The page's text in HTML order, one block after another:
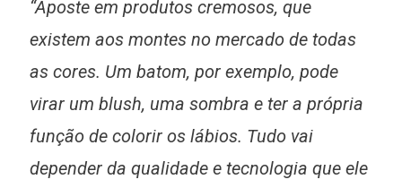
“Aposte em produtos cremosos, que
existem aos montes no mercado de todas
as cores. Um batom, por exemplo, pode
virar um blush, uma sombra e ter a própria
função de colorir os lábios. Tudo vai
depender da qualidade e tecnologia que ele